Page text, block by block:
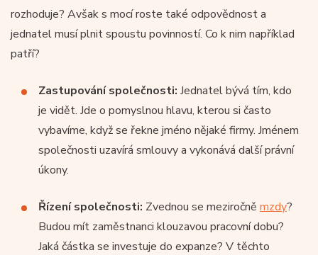
rozhoduje? Avšak s mocí roste také odpovědnost a
jednatel musí plnit spoustu povinností. Co k nim například
patří?
Zastupování společnosti: Jednatel bývá tím, kdo
je vidět. Jde o pomyslnou hlavu, kterou si často
vybavíme, když se řekne jméno nějaké firmy. Jménem
společnosti uzavírá smlouvy a vykonává další právní
úkony.
Řízení společnosti: Zvednou se meziročně mzdy?
Budou mít zaměstnanci klouzavou pracovní dobu?
Jaká částka se investuje do expanze? V těchto